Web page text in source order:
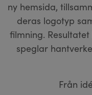
ny hemsida,
deras logotyp
filmning.
speglar
Från